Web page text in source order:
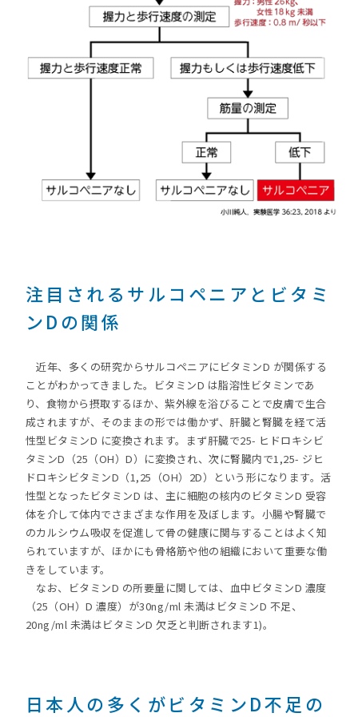
注目されるサルコペニアとビタミ
ンDの関係
近年、多くの研究からサルコペニアにビタミンD が関係する
ことがわかってきました。ビタミンD は脂溶性ビタミンであ
り、食物から摂取するほか、紫外線を浴びることで皮膚で生合
成されますが、そのままの形では働かず、肝臓と腎臓を経て活
性型ビタミンD に変換されます。まず肝臓で25- ヒドロキシビ
タミンD（25（OH）D）に変換され、次に腎臓内で1,25- ジヒ
ドロキシビタミンD（1,25（OH）2D）という形になります。活
性型となったビタミンD は、主に細胞の核内のビタミンD 受容
体を介して体内でさまざまな作用を及ぼします。小腸や腎臓で
のカルシウム吸収を促進して骨の健康に関与することはよく知
られていますが、ほかにも骨格筋や他の組織において重要な働
きをしています。
なお、ビタミンD の所要量に関しては、血中ビタミンD 濃度
（25（OH）D 濃度）が30ng/ml 未満はビタミンD 不足、
20ng/ml 未満はビタミンD 欠乏と判断されます1)。
日本人の多くがビタミンD不足の